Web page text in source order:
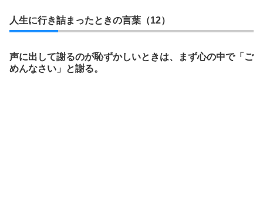
人生に行き詰まったときの言葉（12）
声に出して謝るのが恥ずかしいときは、まず心の中で「ご
めんなさい」と謝る。